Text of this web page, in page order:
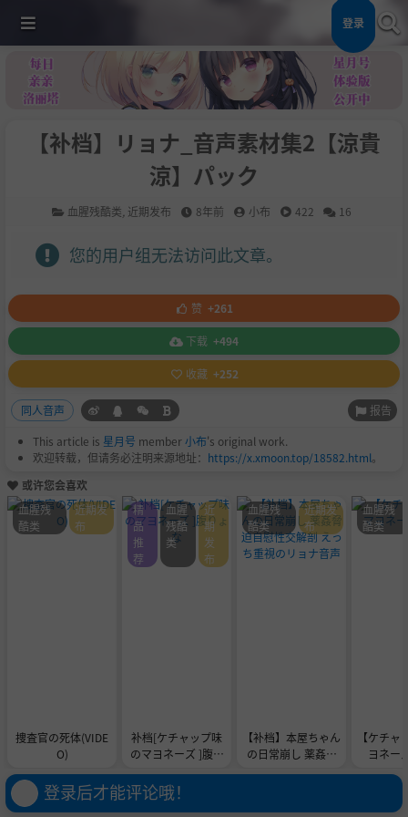
登录
【补档】リョナ_音声素材集2【涼貴
涼】パック
血腥残酷类 近期发布 8年前 小布 422 16
您的用户组无法访问此文章。
赞 +261
下载 +494
收藏 +252
同人音声 报告
This article is 星月号 member小布's original work.
欢迎转载，但请务必注明来源地址： https://x.xmoon.top/18582.html。
或许您会喜欢
捜査官の死体(VIDE
O)
血腥残
酷类
近期发
布
补档[ケチャップ味
のマヨネーズ ]腹り
精
品
推
荐
血腥
残酷
类
近
期
发
布
【补档】本屋ちゃん
の日常崩し 薬姦脅
血腥残
酷类
近期发
布
【ケチャ
ヨネー
血腥残
酷类
登录后才能评论哦！